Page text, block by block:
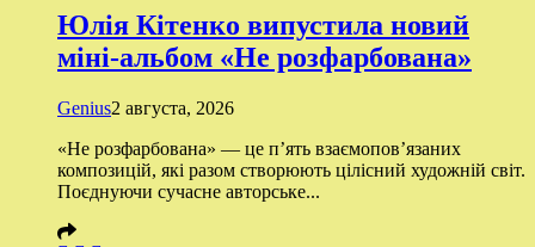
Юлія Кітенко випустила новий
міні-альбом «Не розфарбована»
Genius2 августа, 2026
«Не розфарбована» — це п’ять взаємопов’язаних
композицій, які разом створюють цілісний художній світ.
Поєднуючи сучасне авторське...